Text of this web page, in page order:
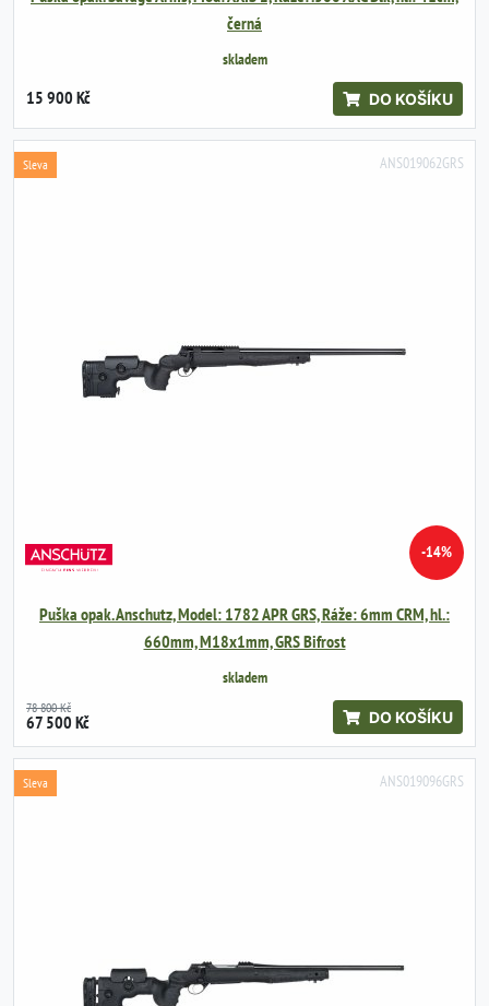
černá
skladem
15 900 Kč DO KOŠÍKU
ANS019062GRS
Sleva
-14%
Puška opak. Anschutz, Model: 1782 APR GRS, Ráže: 6mm CRM, hl.:
660mm, M18x1mm, GRS Bifrost
skladem
78 800 Kč
67 500 Kč DO KOŠÍKU
ANS019096GRS
Sleva